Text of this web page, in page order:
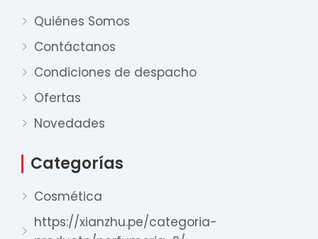
Quiénes Somos
Contáctanos
Condiciones de despacho
Ofertas
Novedades
Categorías
Cosmética
https://xianzhu.pe/categoria-
Nuestro equipo de ventas está aquí
para responder a sus preguntas. ¡Lo
ayudaremos con gusto!